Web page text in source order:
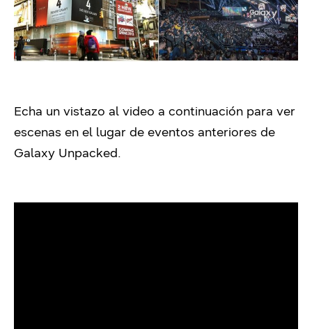
Echa un vistazo al video a continuación para ver
escenas en el lugar de eventos anteriores de
Galaxy Unpacked.